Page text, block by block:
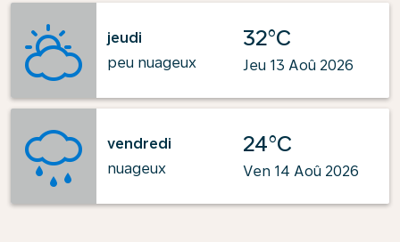
jeudi
peu nuageux
32°C
Jeu 13 Aoû 2026
vendredi
nuageux
24°C
Ven 14 Aoû 2026